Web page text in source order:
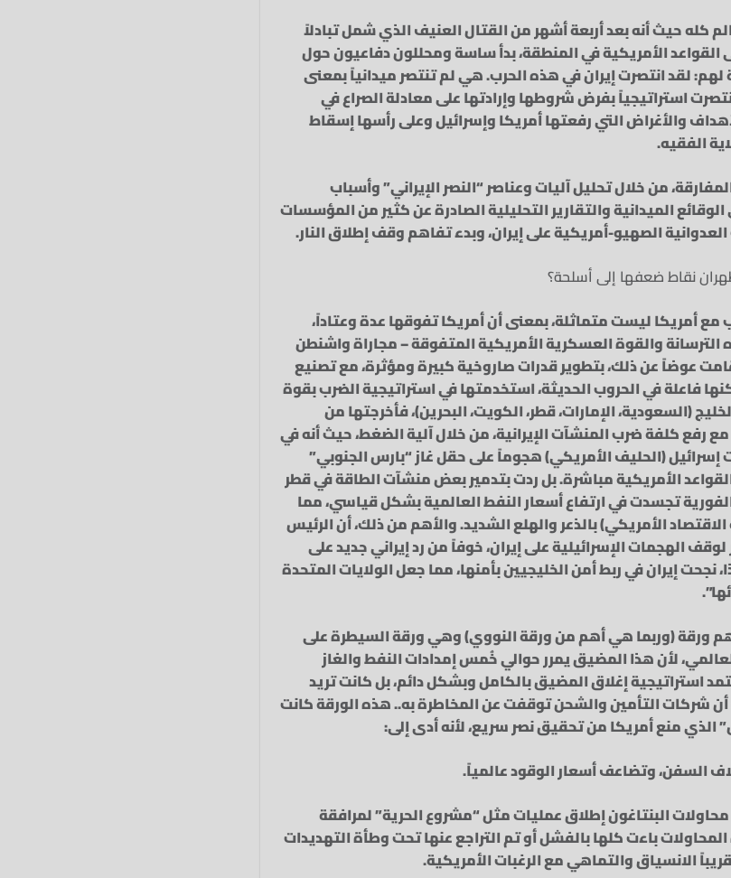
كله حيث أنه بعد أربعة أشهر من القتال العنيف الذي شمل تبادلاً
الأمريكية في المنطقة، بدأ ساسة ومحللون دفاعيون حول
لقد انتصرت إيران في هذه الحرب. هي لم تنتصر ميدانياً بمعنى
استراتيجياً بفرض شروطها وإرادتها على معادلة الصراع في
والأغراض التي رفعتها أمريكا وإسرائيل وعلى رأسها إسقاط
الفقيه.
من خلال تحليل آليات وعناصر “النصر الإيراني” وأسباب
الميدانية والتقارير التحليلية الصادرة عن كثير من المؤسسات
العدوانية الصهيو-أمريكية على إيران، وبدء تفاهم وقف إطلاق النار.
نقاط ضعفها إلى أسلحة؟
أمريكا ليست متماثلة، بمعنى أن أمريكا تفوقها عدة وعتاداً،
والقوة العسكرية الأمريكية المتفوقة – مجاراة واشنطن
عوضاً عن ذلك، بتطوير قدرات صاروخية كبيرة ومؤثرة، مع تصنيع
فاعلة في الحروب الحديثة، استخدمتها في استراتيجية الضرب بقوة
(السعودية، الإمارات، قطر، الكويت، البحرين)، فأخرجتها من
مع رفع كلفة ضرب المنشآت الإيرانية، من خلال آلية الضغط، حيث أنه في
إسرائيل (الحليف الأمريكي) هجوماً على حقل غاز “بارس الجنوبي”
القواعد الأمريكية مباشرة. بل ردت بتدمير بعض منشآت الطاقة في قطر
تجسدت في ارتفاع أسعار النفط العالمية بشكل قياسي، مما
الأمريكي) بالذعر والهلع الشديد. والأهم من ذلك، أن الرئيس
الهجمات الإسرائيلية على إيران، خوفاً من رد إيراني جديد على
إيران في ربط أمن الخليجيين بأمنها، مما جعل الولايات المتحدة
ورقة (وربما هي أهم من ورقة النووي) وهي ورقة السيطرة على
لأن هذا المضيق يمرر حوالي خُمس إمدادات النفط والغاز
استراتيجية إغلاق المضيق بالكامل وبشكل دائم، بل كانت تريد
أن شركات التأمين والشحن توقفت عن المخاطرة به.. هذه الورقة كانت
الذي منع أمريكا من تحقيق نصر سريع، لأنه أدى إلى:
السفن، وتضاعف أسعار الوقود عالمياً.
البنتاغون إطلاق عمليات مثل “مشروع الحرية” لمرافقة
باءت كلها بالفشل أو تم التراجع عنها تحت وطأة التهديدات
الانسياق والتماهي مع الرغبات الأمريكية.